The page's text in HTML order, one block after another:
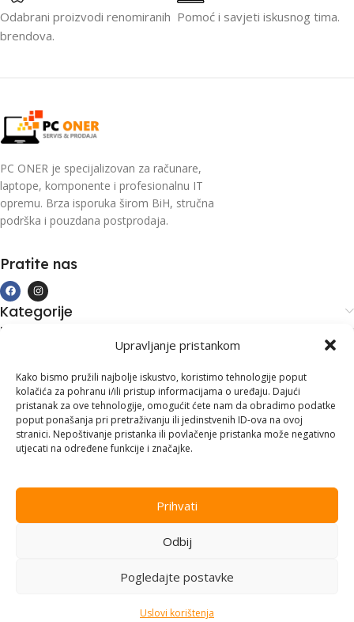
Upravljanje pristankom
Kako bismo pružili najbolje iskustvo, koristimo tehnologije poput
kolačića za pohranu i/ili pristup informacijama o uređaju. Dajući
pristanak za ove tehnologije, omogućit ćete nam da obradimo podatke
poput ponašanja pri pretraživanju ili jedinstvenih ID-ova na ovoj
stranici. Nepoštivanje pristanka ili povlačenje pristanka može negativno
utjecati na određene funkcije i značajke.
Prihvati
Odbij
Pogledajte postavke
Uslovi korištenja
Odabrani proizvodi renomiranih
brendova.
Pomoć i savjeti iskusnog tima.
PC ONER je specijalizovan za računare,
laptope, komponente i profesionalnu IT
opremu. Brza isporuka širom BiH, stručna
podrška i pouzdana postprodaja.
Pratite nas
Kategorije
Kupovina i podrška
Kontakt informacije
Branilaca Bosne, 75 300 Lukavac
+387 35 555 999
info@pconer.ba
Vision.